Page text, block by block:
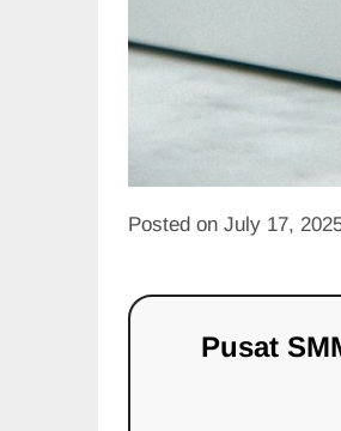
Posted on July 17,
Pusat